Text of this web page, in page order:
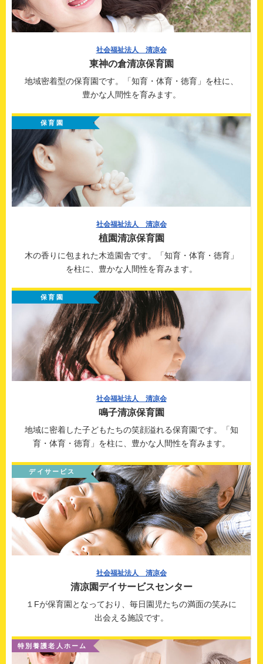
社会福祉法人 清凉会
東神の倉清凉保育園
地域密着型の保育園です。
「知育・体育・徳育」を柱に、
豊かな人間性を育みます。
保育園
社会福祉法人 清凉会
植園清凉保育園
木の香りに包まれた木造園舎です。
「知育・体育・徳育」
を柱に、豊かな人間性を育みます。
保育園
社会福祉法人 清凉会
鳴子清凉保育園
地域に密着した子どもたちの笑顔溢れる保育園です。「知
育・体育・徳育」を柱に、豊かな人間性を育みます。
デイサービス
社会福祉法人 清凉会
清凉園デイサービスセンター
１Fが保育園となっており、毎日園児たちの満面の笑みに
出会える施設です。
特別養護老人ホーム